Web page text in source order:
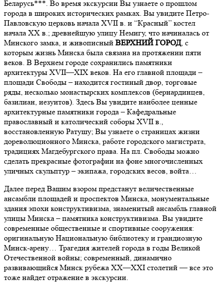
Беларусь***. Во время экскурсии Вы узнаете о прошлом
города в широких исторических рамках. Вы увидите Петро-
Павловскую церковь начала ХVII в. и “Красный” костел
начала ХХ в.; древнейшую улицу Немигу, что начиналась от
Минского замка, и живописный ВЕРХНИЙ ГОРОД, с
которым жизнь Минска была связана на протяжении пяти
веков. В Верхнем городе сохранились памятники
архитектуры XVII—XIX веков. На его главной площади –
площади Свободы – находится гостиный двор, торговые
ряды, несколько монастырских комплексов (бернардинцев,
базилиан, иезуитов). Здесь Вы увидите наиболее ценные
архитектурные памятники города – Кафедральные
православный и католический соборы ХVII в.,
восстановленную Ратушу; Вы узнаете о страницах жизни
дореволюционного Минска, работе городского магистрата,
традициях Магдебургского права. На пл. Свободы можно
сделать прекрасные фотографии на фоне многочисленных
уличных скульптур – экипажа, городских весов, войта…
Далее перед Вашим взором предстанут величественные
ансамбли площадей и проспектов Минска, монументальные
здания эпохи конструктивизма, знаменитый ансамбль главной
улицы Минска – памятника конструктивизма. Вы увидите
современные общественные и спортивные сооружения:
оригинальную Национальную библиотеку и грандиозную
Минск-арену… Трагедия жителей города в годы Великой
Отечественной войны; современный, динамично
развивающийся Минск рубежа ХХ—ХХI столетий — все это
тоже найдет отражение в экскурсии.